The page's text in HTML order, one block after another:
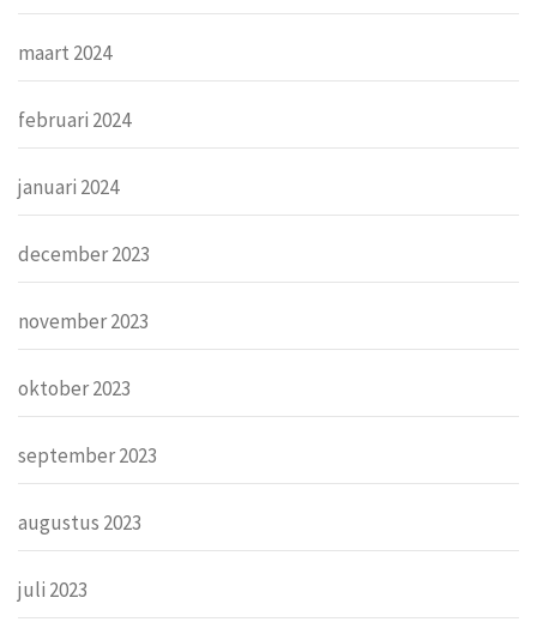
maart 2024
februari 2024
januari 2024
december 2023
november 2023
oktober 2023
september 2023
augustus 2023
juli 2023